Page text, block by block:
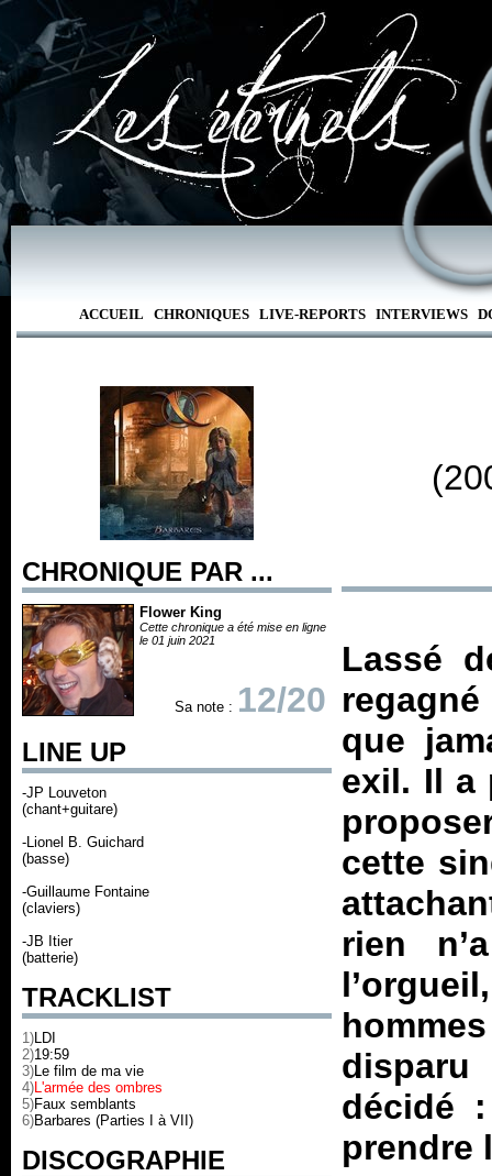
ACCUEIL CHRONIQUES LIVE-REPORTS INTERVIEWS
CHRONIQUE PAR ...
Flower King
Cette chronique a été mise en ligne
le 01 juin 2021
Sa note : 12/20
LINE UP
-JP Louveton
(chant+guitare)
-Lionel B. Guichard
(basse)
-Guillaume Fontaine
(claviers)
-JB Itier
(batterie)
TRACKLIST
1)LDI
2)19:59
3)Le film de ma vie
4)L'armée des ombres
5)Faux semblants
6)Barbares (Parties I à VII)
DISCOGRAPHIE
Lassé
que
exil. Il a
cette
rien
disparu
décidé
prendre